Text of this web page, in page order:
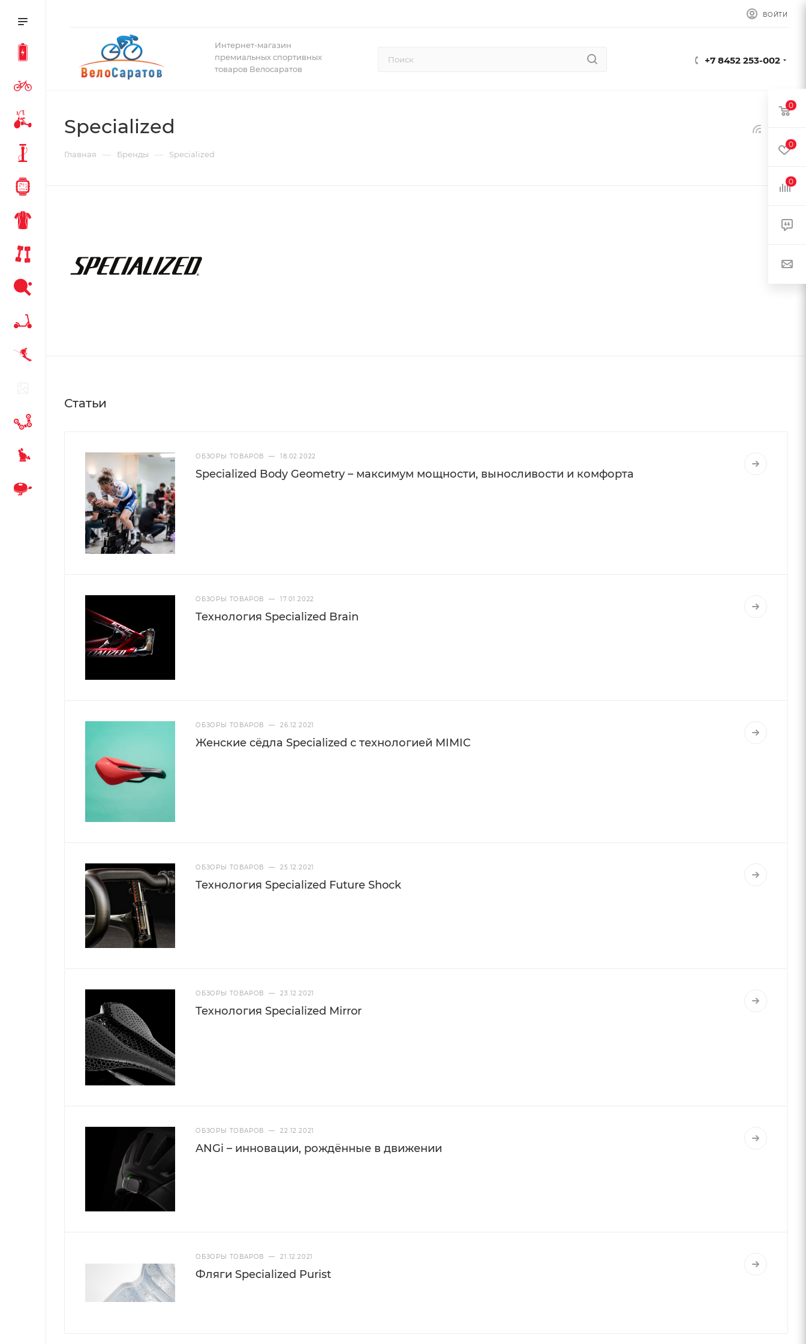
ВОЙТИ
Интернет-магазин
премиальных спортивных
товаров Велосаратов
+7 8452 253-002
Specialized
Главная — Бренды — Specialized
Статьи
ОБЗОРЫ ТОВАРОВ — 18.02.2022
Specialized Body Geometry – максимум мощности, выносливости и комфорта
ОБЗОРЫ ТОВАРОВ — 17.01.2022
Технология Specialized Brain
ОБЗОРЫ ТОВАРОВ — 26.12.2021
Женские сёдла Specialized с технологией MIMIC
ОБЗОРЫ ТОВАРОВ — 25.12.2021
Технология Specialized Future Shock
ОБЗОРЫ ТОВАРОВ — 23.12.2021
Технология Specialized Mirror
ОБЗОРЫ ТОВАРОВ — 22.12.2021
ANGi – инновации, рождённые в движении
ОБЗОРЫ ТОВАРОВ — 21.12.2021
Фляги Specialized Purist
0
0
0